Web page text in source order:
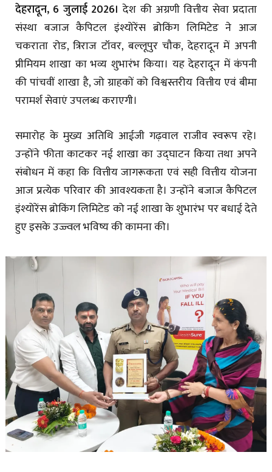
देहरादून, 6 जुलाई 2026। देश की अग्रणी वित्तीय सेवा प्रदाता
संस्था बजाज कैपिटल इंश्योरेंस ब्रोकिंग लिमिटेड ने आज
चकराता रोड, त्रिराज टॉवर, बल्लूपुर चौक, देहरादून में अपनी
प्रीमियम शाखा का भव्य शुभारंभ किया। यह देहरादून में कंपनी
की पांचवीं शाखा है, जो ग्राहकों को विश्वस्तरीय वित्तीय एवं बीमा
परामर्श सेवाएं उपलब्ध कराएगी।
समारोह के मुख्य अतिथि आईजी गढ़वाल राजीव स्वरूप रहे।
उन्होंने फीता काटकर नई शाखा का उद्घाटन किया तथा अपने
संबोधन में कहा कि वित्तीय जागरूकता एवं सही वित्तीय योजना
आज प्रत्येक परिवार की आवश्यकता है। उन्होंने बजाज कैपिटल
इंश्योरेंस ब्रोकिंग लिमिटेड को नई शाखा के शुभारंभ पर बधाई देते
हुए इसके उज्ज्वल भविष्य की कामना की।